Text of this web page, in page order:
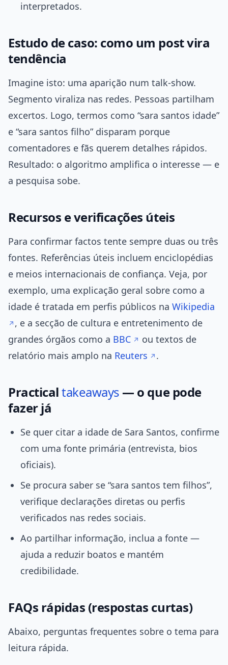
interpretados.
Estudo de caso: como um post vira
tendência
Imagine isto: uma aparição num talk-show.
Segmento viraliza nas redes. Pessoas partilham
excertos. Logo, termos como “sara santos idade”
e “sara santos filho” disparam porque
comentadores e fãs querem detalhes rápidos.
Resultado: o algoritmo amplifica o interesse — e
a pesquisa sobe.
Recursos e verificações úteis
Para confirmar factos tente sempre duas ou três
fontes. Referências úteis incluem enciclopédias
e meios internacionais de confiança. Veja, por
exemplo, uma explicação geral sobre como a
idade é tratada em perfis públicos na Wikipedia
, e a secção de cultura e entretenimento de
grandes órgãos como a BBC
ou textos de
relatório mais amplo na Reuters .
Practicaltakeaways — o que pode
fazer já
Se quer citar a idade de Sara Santos, confirme
com uma fonte primária (entrevista, bios
oficiais).
Se procura saber se “sara santos tem filhos”,
verifique declarações diretas ou perfis
verificados nas redes sociais.
Ao partilhar informação, inclua a fonte —
ajuda a reduzir boatos e mantém
credibilidade.
FAQs rápidas (respostas curtas)
Abaixo, perguntas frequentes sobre o tema para
leitura rápida.